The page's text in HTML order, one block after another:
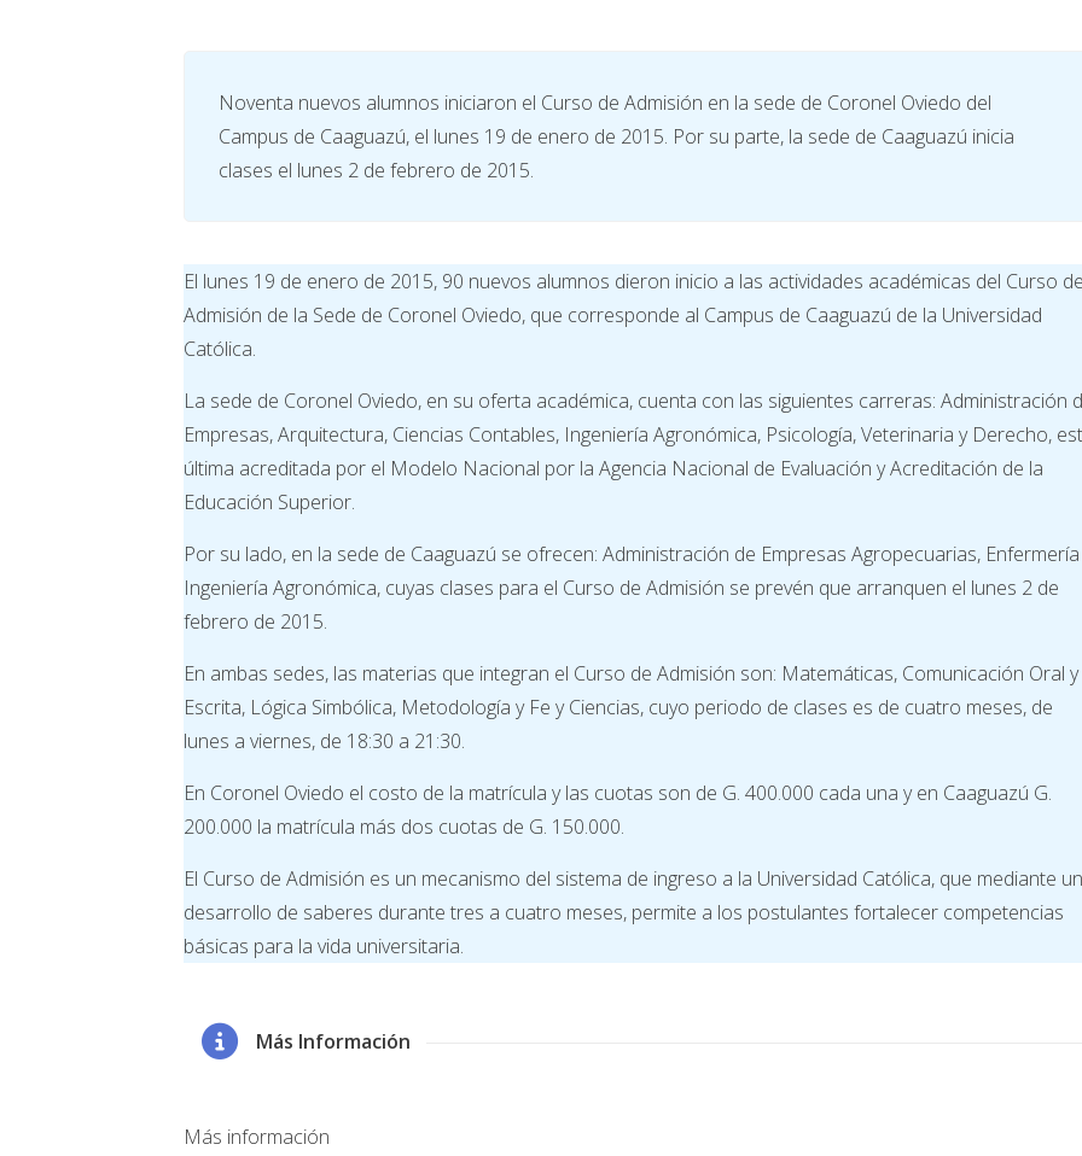
Noventa nuevos alumnos iniciaron el Curso de Admisión en la sede de Coronel Oviedo del
Campus de Caaguazú, el lunes 19 de enero de 2015. Por su parte, la sede de Caaguazú inicia
clases el lunes 2 de febrero de 2015.
El lunes 19 de enero de 2015, 90 nuevos alumnos dieron inicio a las actividades académicas del Curso de
Admisión de la Sede de Coronel Oviedo, que corresponde al Campus de Caaguazú de la Universidad
Católica.
La sede de Coronel Oviedo, en su oferta académica, cuenta con las siguientes carreras: Administración
Empresas, Arquitectura, Ciencias Contables, Ingeniería Agronómica, Psicología, Veterinaria y Derecho,
última acreditada por el Modelo Nacional por la Agencia Nacional de Evaluación y Acreditación de la
Educación Superior.
Por su lado, en la sede de Caaguazú se ofrecen: Administración de Empresas Agropecuarias,
Ingeniería Agronómica, cuyas clases para el Curso de Admisión se prevén que arranquen el lunes 2 de
febrero de 2015.
En ambas sedes, las materias que integran el Curso de Admisión son: Matemáticas, Comunicación Oral y
Escrita, Lógica Simbólica, Metodología y Fe y Ciencias, cuyo periodo de clases es de cuatro meses, de
lunes a viernes, de 18:30 a 21:30.
En Coronel Oviedo el costo de la matrícula y las cuotas son de G. 400.000 cada una y en Caaguazú G.
200.000 la matrícula más dos cuotas de G. 150.000.
El Curso de Admisión es un mecanismo del sistema de ingreso a la Universidad Católica, que mediante un
desarrollo de saberes durante tres a cuatro meses, permite a los postulantes fortalecer competencias
básicas para la vida universitaria.
Más Información
Más información